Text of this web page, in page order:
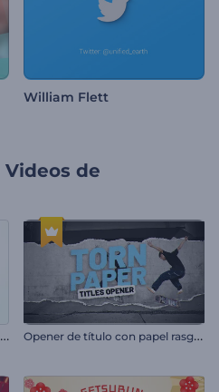
William Flett
Videos de
P
resentación Inspiradora de Servicio o Empresa O
pener de título con papel rasgado